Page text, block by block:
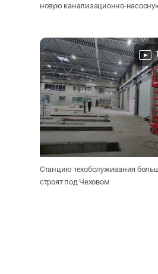
новую канализационно-
Станцию техобслуживания
строят под Чеховом